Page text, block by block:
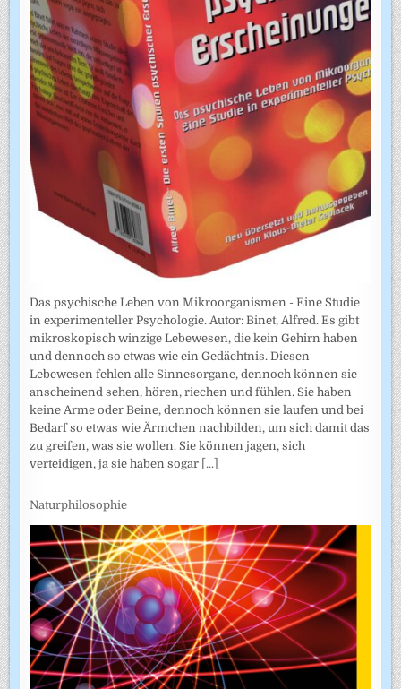
Das psychische Leben von Mikroorganismen - Eine Studie
in experimenteller Psychologie. Autor: Binet, Alfred. Es gibt
mikroskopisch winzige Lebewesen, die kein Gehirn haben
und dennoch so etwas wie ein Gedächtnis. Diesen
Lebewesen fehlen alle Sinnesorgane, dennoch können sie
anscheinend sehen, hören, riechen und fühlen. Sie haben
keine Arme oder Beine, dennoch können sie laufen und bei
Bedarf so etwas wie Ärmchen nachbilden, um sich damit das
zu greifen, was sie wollen. Sie können jagen, sich
verteidigen, ja sie haben sogar [...]
Naturphilosophie